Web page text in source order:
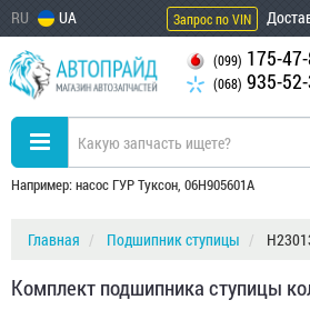
RU UA Запрос по VIN
(099) 175-
(068) 935-
Например: насос ГУР Туксон, 06H905601A
Главная Подшипник ступицы
Комплект подшипника ступицы